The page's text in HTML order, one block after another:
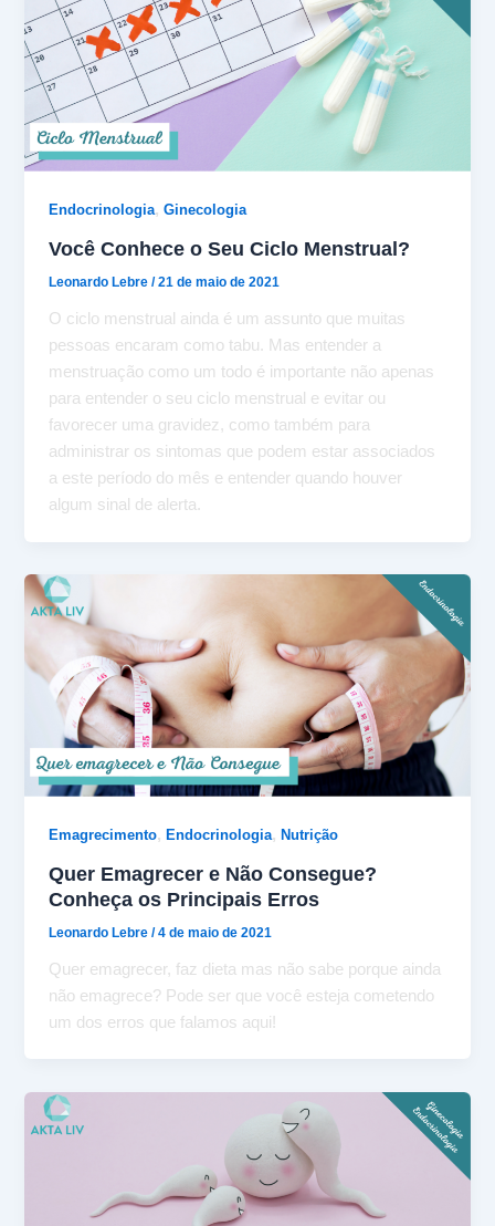
Endocrinologia,Ginecologia
Você Conhece o Seu Ciclo Menstrual?
Leonardo Lebre/21 de maio de 2021
O ciclo menstrual ainda é um assunto que muitas
pessoas encaram como tabu. Mas entender a
menstruação como um todo é importante não apenas
para entender o seu ciclo menstrual e evitar ou
favorecer uma gravidez, como também para
administrar os sintomas que podem estar associados
a este período do mês e entender quando houver
algum sinal de alerta.
Emagrecimento,Endocrinologia,Nutrição
Quer Emagrecer e Não Consegue?
Conheça os Principais Erros
Leonardo Lebre/4 de maio de 2021
Quer emagrecer, faz dieta mas não sabe porque ainda
não emagrece? Pode ser que você esteja cometendo
um dos erros que falamos aqui!